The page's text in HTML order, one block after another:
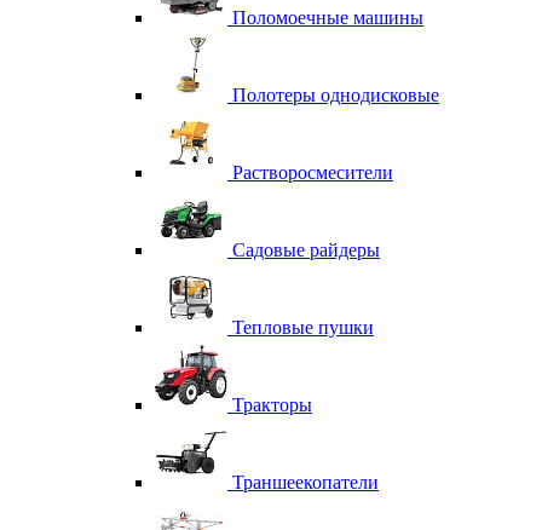
Поломоечные машины
Полотеры однодисковые
Растворосмесители
Садовые райдеры
Тепловые пушки
Тракторы
Траншеекопатели